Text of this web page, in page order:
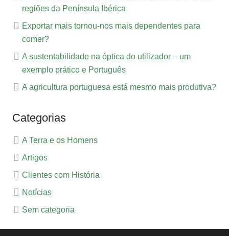
regiões da Península Ibérica
Exportar mais tornou-nos mais dependentes para
comer?
A sustentabilidade na óptica do utilizador – um
exemplo prático e Português
A agricultura portuguesa está mesmo mais produtiva?
Categorias
A Terra e os Homens
Artigos
Clientes com História
Notícias
Sem categoria